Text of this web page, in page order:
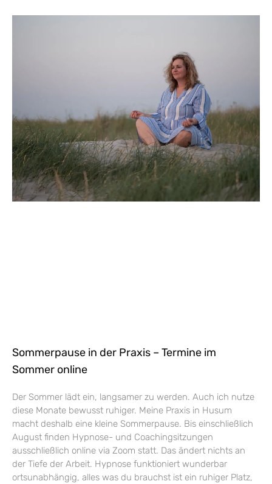
Sommerpause in der Praxis – Termine im
Sommer online
Der Sommer lädt ein, langsamer zu werden. Auch ich nutze
diese Monate bewusst ruhiger. Meine Praxis in Husum
macht deshalb eine kleine Sommerpause. Bis einschließlich
August finden Hypnose- und Coachingsitzungen
ausschließlich online via Zoom statt. Das ändert nichts an
der Tiefe der Arbeit. Hypnose funktioniert wunderbar
ortsunabhängig, alles was du brauchst ist ein ruhiger Platz,